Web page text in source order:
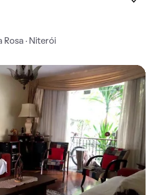
Rosa · Niterói